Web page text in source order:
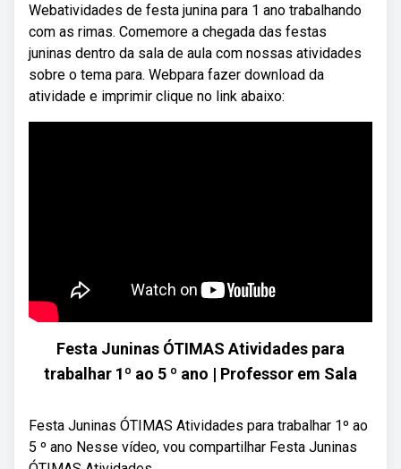
Webatividades de festa junina para 1 ano trabalhando
com as rimas. Comemore a chegada das festas
juninas dentro da sala de aula com nossas atividades
sobre o tema para. Webpara fazer download da
atividade e imprimir clique no link abaixo:
Festa Juninas ÓTIMAS Atividades para
trabalhar 1º ao 5 º ano | Professor em Sala
Festa Juninas ÓTIMAS Atividades para trabalhar 1º ao
5 º ano Nesse vídeo, vou compartilhar Festa Juninas